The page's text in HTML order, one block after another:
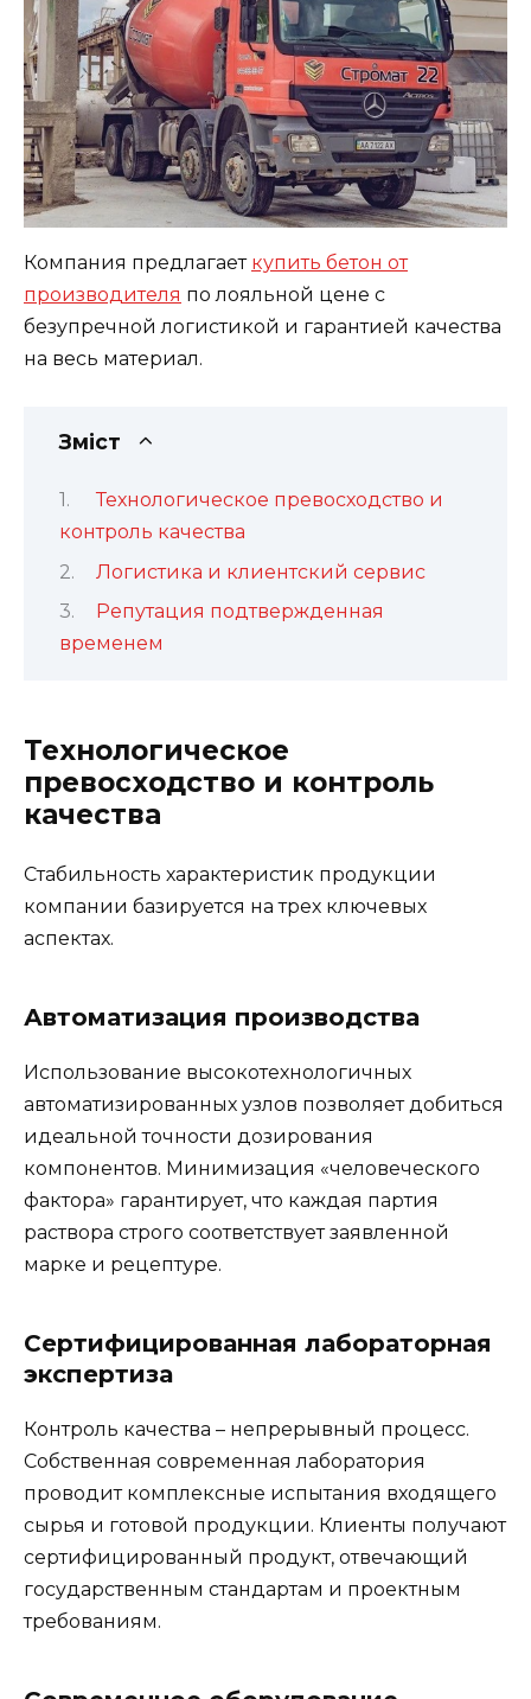
Компания предлагает купить бетон от
производителя по лояльной цене с
безупречной логистикой и гарантией качества
на весь материал.
Зміст
Технологическое превосходство и
контроль качества
Логистика и клиентский сервис
Репутация подтвержденная
временем
Технологическое
превосходство и контроль
качества
Стабильность характеристик продукции
компании базируется на трех ключевых
аспектах.
Автоматизация производства
Использование высокотехнологичных
автоматизированных узлов позволяет добиться
идеальной точности дозирования
компонентов. Минимизация «человеческого
фактора» гарантирует, что каждая партия
раствора строго соответствует заявленной
марке и рецептуре.
Сертифицированная лабораторная
экспертиза
Контроль качества – непрерывный процесс.
Собственная современная лаборатория
проводит комплексные испытания входящего
сырья и готовой продукции. Клиенты получают
сертифицированный продукт, отвечающий
государственным стандартам и проектным
требованиям.